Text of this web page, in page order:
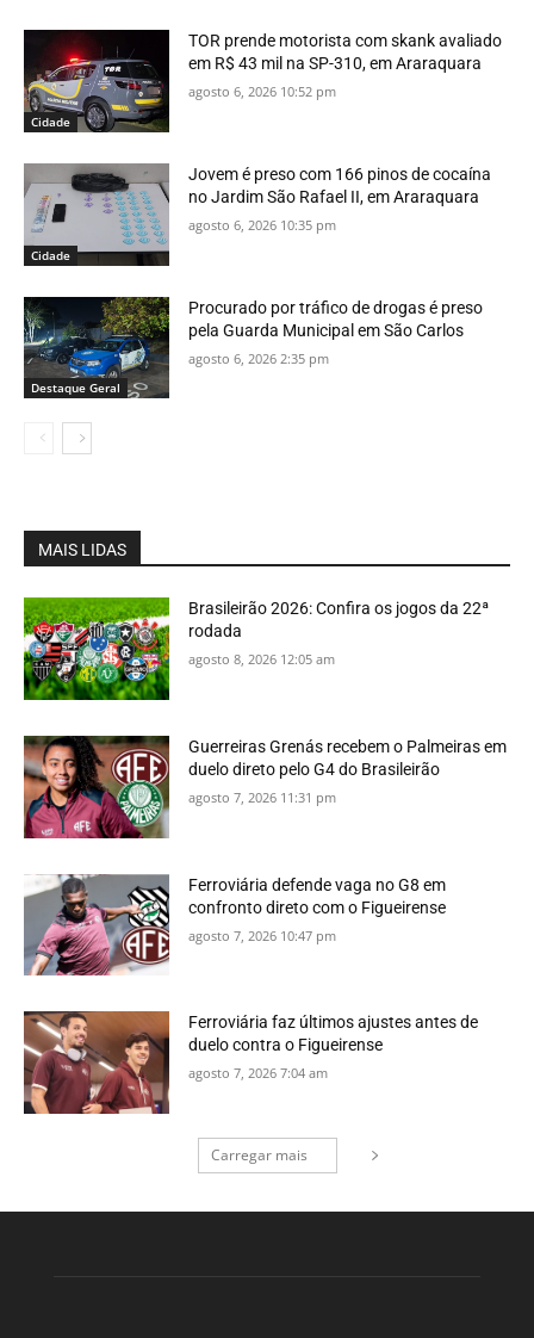
Cidade
TOR prende motorista com skank avaliado
em R$ 43 mil na SP-310, em Araraquara
agosto 6, 2026 10:52 pm
Cidade
Jovem é preso com 166 pinos de cocaína
no Jardim São Rafael II, em Araraquara
agosto 6, 2026 10:35 pm
Destaque Geral
Procurado por tráfico de drogas é preso
pela Guarda Municipal em São Carlos
agosto 6, 2026 2:35 pm
MAIS LIDAS
Brasileirão 2026: Confira os jogos da 22ª
rodada
agosto 8, 2026 12:05 am
Guerreiras Grenás recebem o Palmeiras em
duelo direto pelo G4 do Brasileirão
agosto 7, 2026 11:31 pm
Ferroviária defende vaga no G8 em
confronto direto com o Figueirense
agosto 7, 2026 10:47 pm
Ferroviária faz últimos ajustes antes de
duelo contra o Figueirense
agosto 7, 2026 7:04 am
Carregar mais